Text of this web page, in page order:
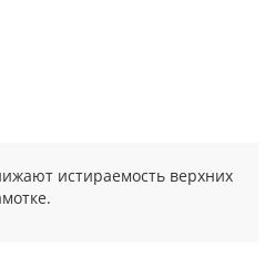
истираемость верхних